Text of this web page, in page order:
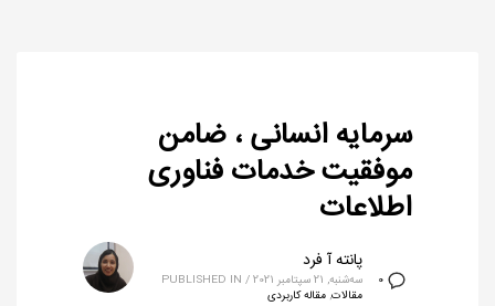
سرمایه انسانی ، ضامن
موفقیت خدمات فناوری
اطلاعات
0
پانته آ فرد
سه‌شنبه, 21 سپتامبر 2021 /
PUBLISHED IN
مقالات, مقاله کاربردی